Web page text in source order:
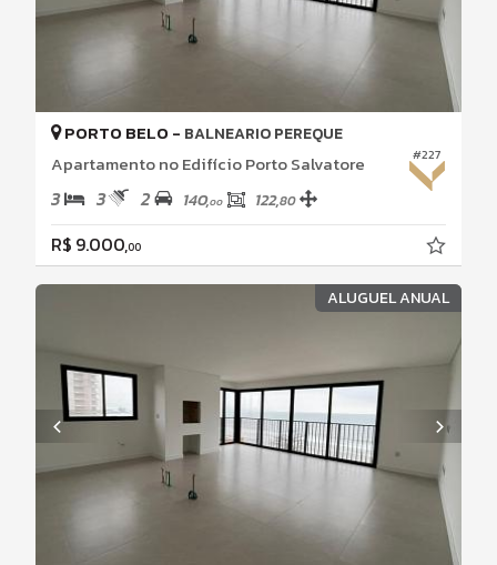
#227
PORTO BELO - BALNEARIO PEREQUE
Apartamento no Edifício Porto Salvatore
3 3 2 140,00 122,80
R$ 9.000,00
ALUGUEL ANUAL